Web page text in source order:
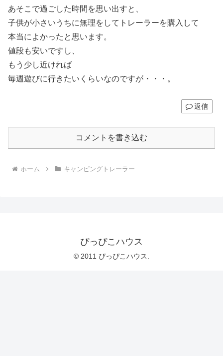
あそこで過ごした時間を思い出すと、
子供が小さいうちに無理をしてトレーラーを購入して
本当によかったと思います。
値段も安いですし、
もう少し近ければ
毎週遊びに行きたいくらいなのですが・・・。
返信
コメントを書き込む
ホーム キャンピングトレーラー
ぴっぴこハウス
© 2011 ぴっぴこハウス.